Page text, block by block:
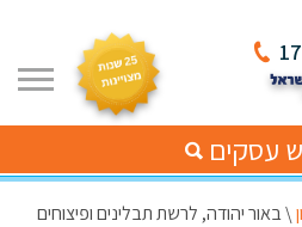
עסקים
\באור יהודה, לרשת תבלינים ופיצוחים